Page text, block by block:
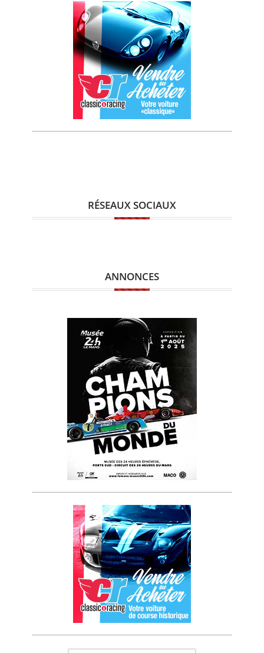
RÉSEAUX SOCIAUX
ANNONCES